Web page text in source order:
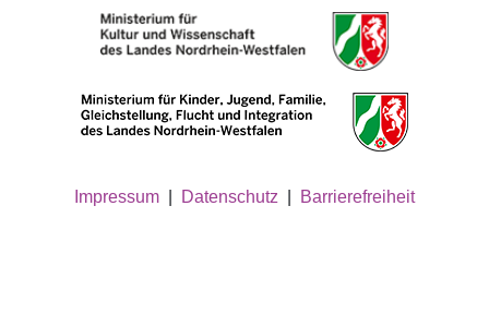
Impressum Datenschutz Barrierefreiheit